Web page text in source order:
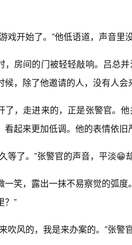
戏开始了。”他低语道，声音里
，房间的门被轻轻敲响。吕总
候，除了他邀请的人，没有人会
了，走进来的，正是张警官。
看起来更加低调。他的表情依旧
等了。”张警官的声音，平淡😁
一笑，露出一抹不易察觉的弧
？”
吹风的，我是来办案的。”张警